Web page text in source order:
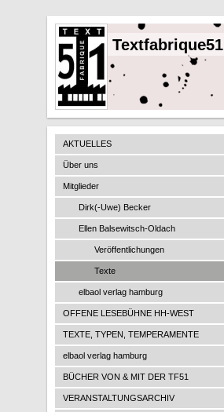
Textfabrique51
AKTUELLES
Über uns
Mitglieder
Dirk(-Uwe) Becker
Ellen Balsewitsch-Oldach
Veröffentlichungen
Texte
elbaol verlag hamburg
OFFENE LESEBÜHNE HH-WEST
TEXTE, TYPEN, TEMPERAMENTE
elbaol verlag hamburg
BÜCHER VON & MIT DER TF51
VERANSTALTUNGSARCHIV